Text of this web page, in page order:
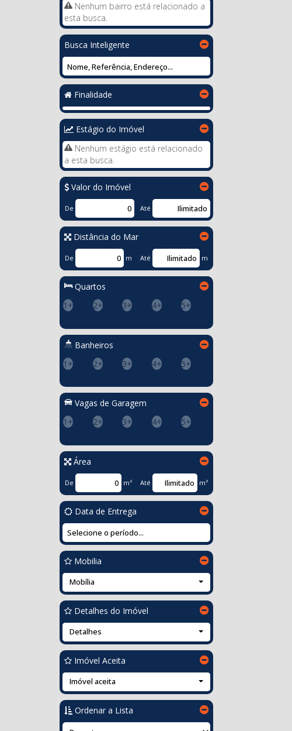
Nenhum bairro está relacionado a
esta busca.
Busca Inteligente
Finalidade
Estágio do Imóvel
Nenhum estágio está relacionado
a esta busca.
Valor do Imóvel
De Até
Distância do Mar
De m Até m
Quartos
1+
2+ 3+ 4+ 5+
Banheiros
1+
2+ 3+ 4+ 5+
Vagas de Garagem
1+
2+ 3+ 4+ 5+
Área
De m² Até m²
Data de Entrega
Mobilia
Mobília
Detalhes do Imóvel
Detalhes
Imóvel Aceita
Imóvel aceita
Ordenar a Lista